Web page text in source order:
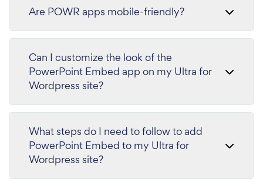
Are POWR apps mobile-friendly?
Can I customize the look of the
PowerPoint Embed app on my Ultra for
Wordpress site?
What steps do I need to follow to add
PowerPoint Embed to my Ultra for
Wordpress site?